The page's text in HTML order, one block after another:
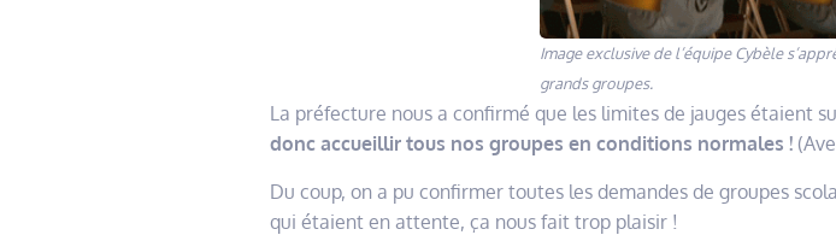
Image exclusive de l’équipe Cybèle
grands groupes.
La préfecture nous a confirmé que les limites de jauges étaient
donc accueillir tous nos groupes en conditions normales !
Du coup, on a pu confirmer toutes les demandes de groupes
qui étaient en attente, ça nous fait trop plaisir !